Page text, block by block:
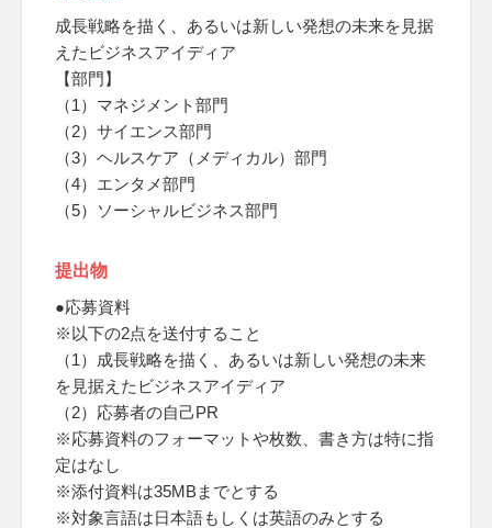
成長戦略を描く、あるいは新しい発想の未来を見据
えたビジネスアイディア
【部門】
（1）マネジメント部門
（2）サイエンス部門
（3）ヘルスケア（メディカル）部門
（4）エンタメ部門
（5）ソーシャルビジネス部門
提出物
●応募資料
※以下の2点を送付すること
（1）成長戦略を描く、あるいは新しい発想の未来
を見据えたビジネスアイディア
（2）応募者の自己PR
※応募資料のフォーマットや枚数、書き方は特に指
定はなし
※添付資料は35MBまでとする
※対象言語は日本語もしくは英語のみとする